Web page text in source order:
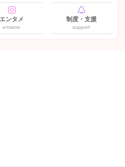
エンタメ
entame
制度・支援
support